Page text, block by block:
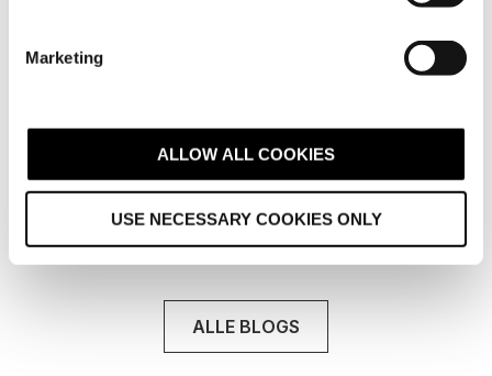
Marketing
ALLOW ALL COOKIES
USE NECESSARY COOKIES ONLY
Erfolgreiches Brand Marketing:
Beim Brand Marketing geht es darum, für Ihr
Unternehmen eine individuelle Marke .
Weiterlesen
ALLE BLOGS